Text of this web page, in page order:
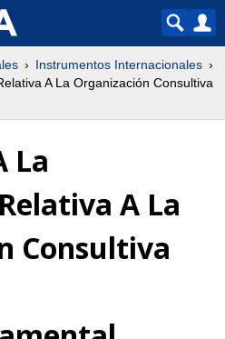
Instrumentos Internacionales
A La Organización Consultiva
La
A La
Consultiva